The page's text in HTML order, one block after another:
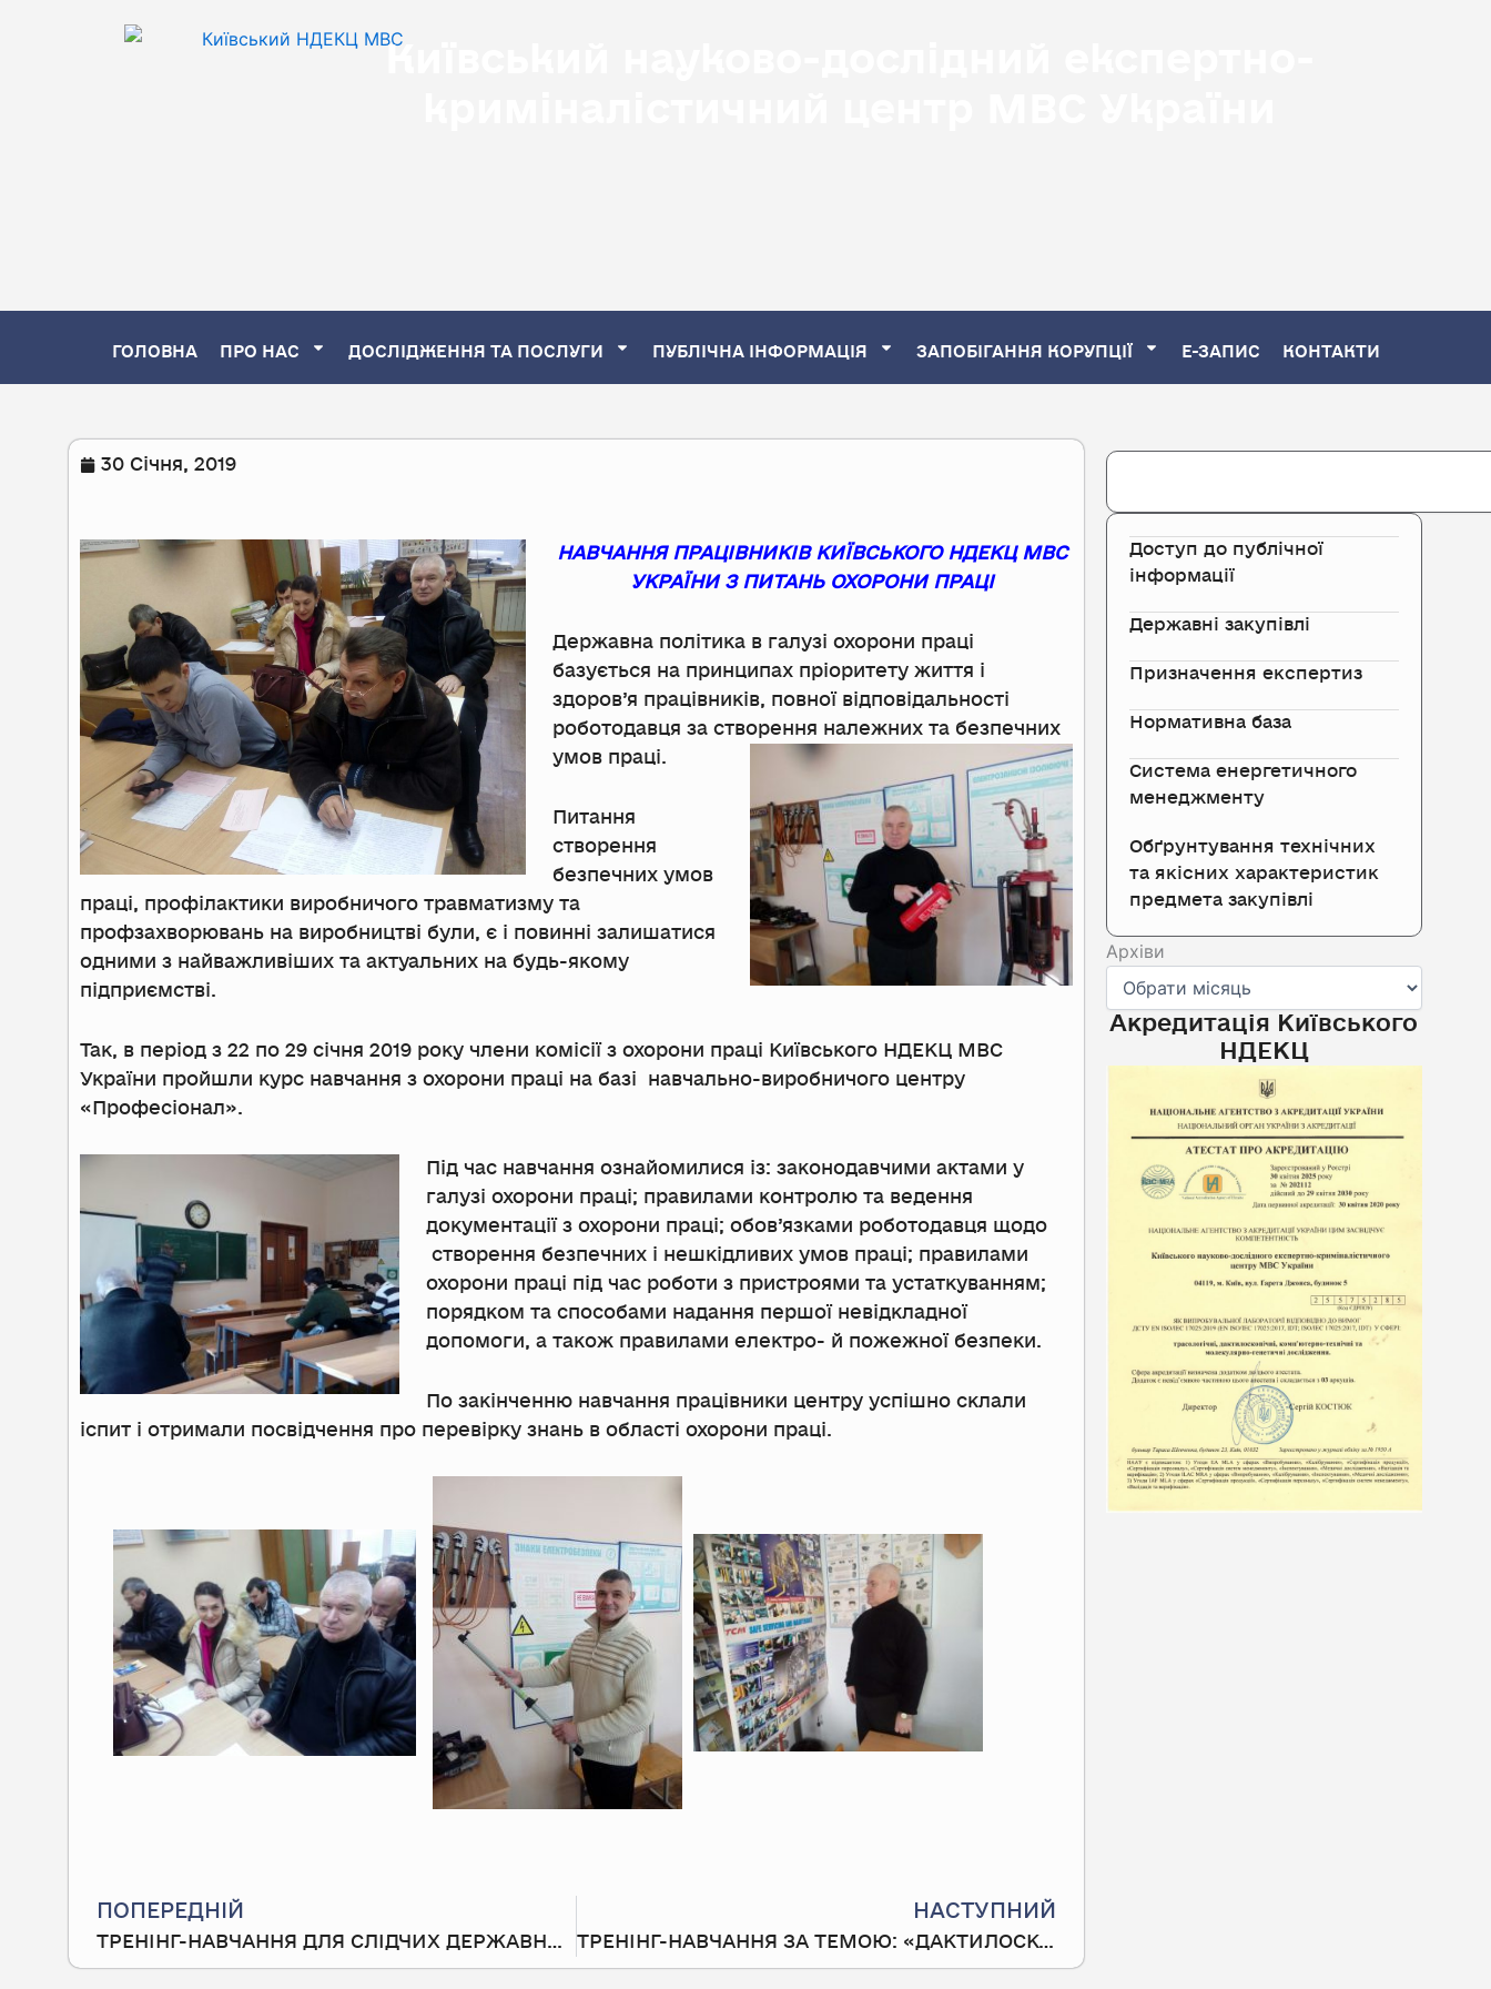
Київський науково-дослідний експертно-
ГОЛОВНА ПРО НАС ДОСЛІДЖЕННЯ ТА ПОСЛУГИ ПУБЛІЧНА ІНФОРМАЦІЯ ЗАПОБІГАННЯ КОРУПЦІЇ Е-ЗАПИС КОНТАКТИ
30 Січня, 2019
НАВЧАННЯ ПРАЦІВНИКІВ КИЇВСЬКОГО НДЕКЦ МВС
УКРАЇНИ З ПИТАНЬ ОХОРОНИ ПРАЦІ
Державна політика в галузі охорони праці
базується на принципах пріоритету життя і
здоров’я працівників, повної відповідальності
роботодавця за створення належних та безпечних
умов праці.
Питання
створення
безпечних умов
праці, профілактики виробничого травматизму та
профзахворювань на виробництві були, є і повинні залишатися
одними з найважливіших та актуальних на будь-якому
підприємстві.
Так, в період з 22 по 29 січня 2019 року члени комісії з охорони праці Київського НДЕКЦ МВС
України пройшли курс навчання з охорони праці на базі навчально-виробничого центру
«Професіонал».
Під час навчання ознайомилися із: законодавчими актами у
галузі охорони праці; правилами контролю та ведення
документації з охорони праці; обов’язками роботодавця щодо
створення безпечних і нешкідливих умов праці; правилами
охорони праці під час роботи з пристроями та устаткуванням;
порядком та способами надання першої невідкладної
допомоги, а також правилами електро- й пожежної безпеки.
По закінченню навчання працівники центру успішно склали
іспит і отримали посвідчення про перевірку знань в області охорони праці.
ПОПЕРЕДНІЙ
ТРЕНІНГ-НАВЧАННЯ ДЛЯ СЛІДЧИХ ДЕРЖАВНОГО БЮРО РОЗСЛІДУВАНЬ
НАСТУПНИЙ
ТРЕНІНГ-НАВЧАННЯ ЗА ТЕМОЮ: «ДАКТИЛОСКОПІЧНІ ВИДИ ДОСЛІДЖЕНЬ»
Search
Доступ до публічної
інформації
Державні закупівлі
Призначення експертиз
Нормативна база
Система енергетичного
менеджменту
Обґрунтування технічних
та якісних характеристик
предмета закупівлі
Архіви
Архіви
Акредитація Київського
НДЕКЦ